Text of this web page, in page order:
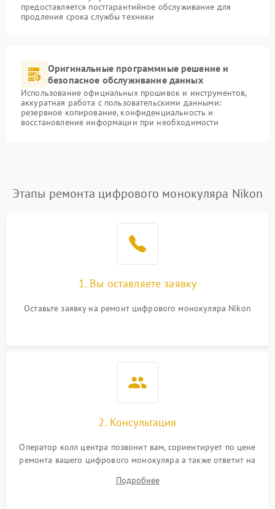
предоставляется постгарантийное обслуживание для
продления срока службы техники
Оригинальные программные решение и
безопасное обслуживание данных
Использование официальных прошивок и инструментов,
аккуратная работа с пользовательскими данными:
резервное копирование, конфиденциальность и
восстановление информации при необходимости
Этапы ремонта цифрового монокуляра Nikon
1. Вы оставляете заявку
Оставьте заявку на ремонт цифрового монокуляра Nikon
2. Консультация
Оператор колл центра позвонит вам, сориентирует по цене
ремонта вашего цифрового монокуляра а также ответит на
Подробнее